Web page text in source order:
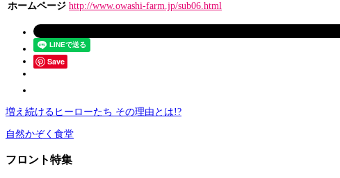
ホームページ http://www.owashi-farm.jp/sub06.html
Save
増え続けるヒーローたち その理由とは!?
自然かぞく食堂
フロント特集